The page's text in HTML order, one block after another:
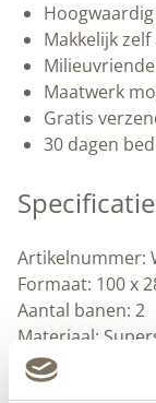
Makkelijk
Maatwerk
Gratis
30 dagen
Artikelnummer:
Formaat: 100 x
Aantal banen: 2
Materiaal:
Heel makkelijk
Lijmadvies: